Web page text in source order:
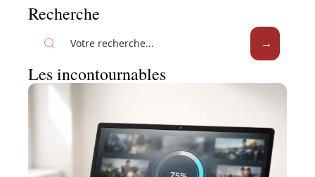
Recherche
Les incontournables